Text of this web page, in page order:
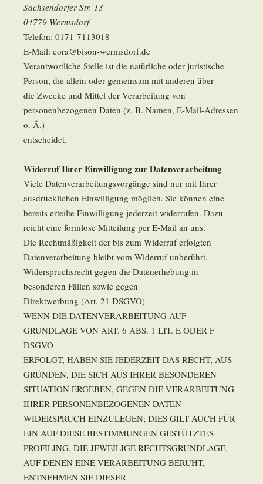
Sachsendorfer Str. 13
04779 Wermsdorf
Telefon: 0171-7113018
E-Mail: cora@bison-wermsdorf.de
Verantwortliche Stelle ist die natürliche oder juristische
Person, die allein oder gemeinsam mit anderen über
die Zwecke und Mittel der Verarbeitung von
personenbezogenen Daten (z. B. Namen, E-Mail-Adressen
o. Ä.)
entscheidet.
Widerruf Ihrer Einwilligung zur Datenverarbeitung
Viele Datenverarbeitungsvorgänge sind nur mit Ihrer
ausdrücklichen Einwilligung möglich. Sie können eine
bereits erteilte Einwilligung jederzeit widerrufen. Dazu
reicht eine formlose Mitteilung per E-Mail an uns.
Die Rechtmäßigkeit der bis zum Widerruf erfolgten
Datenverarbeitung bleibt vom Widerruf unberührt.
Widerspruchsrecht gegen die Datenerhebung in
besonderen Fällen sowie gegen
Direktwerbung (Art. 21 DSGVO)
WENN DIE DATENVERARBEITUNG AUF
GRUNDLAGE VON ART. 6 ABS. 1 LIT. E ODER F
DSGVO
ERFOLGT, HABEN SIE JEDERZEIT DAS RECHT, AUS
GRÜNDEN, DIE SICH AUS IHRER BESONDEREN
SITUATION ERGEBEN, GEGEN DIE VERARBEITUNG
IHRER PERSONENBEZOGENEN DATEN
WIDERSPRUCH EINZULEGEN; DIES GILT AUCH FÜR
EIN AUF DIESE BESTIMMUNGEN GESTÜTZTES
PROFILING. DIE JEWEILIGE RECHTSGRUNDLAGE,
AUF DENEN EINE VERARBEITUNG BERUHT,
ENTNEHMEN SIE DIESER